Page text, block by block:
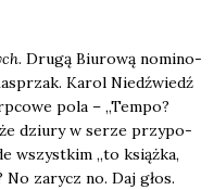
. Dru­gą Biu­ro­wą nomi­no­
Karol Niedź­wiedź
pola – „Tem­po?
że dziu­ry w serze przy­po­
wszyst­kim „to książ­ka,
zarycz no. Daj głos.